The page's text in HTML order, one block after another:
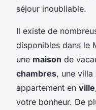
séjour inoubliable.
Il existe de
disponibles dans le
une maison de
chambres, une villa
appartement en ville
votre bonheur. De